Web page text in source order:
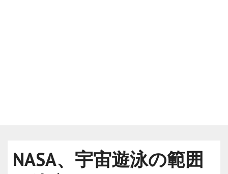
NASA、宇宙遊泳の範囲